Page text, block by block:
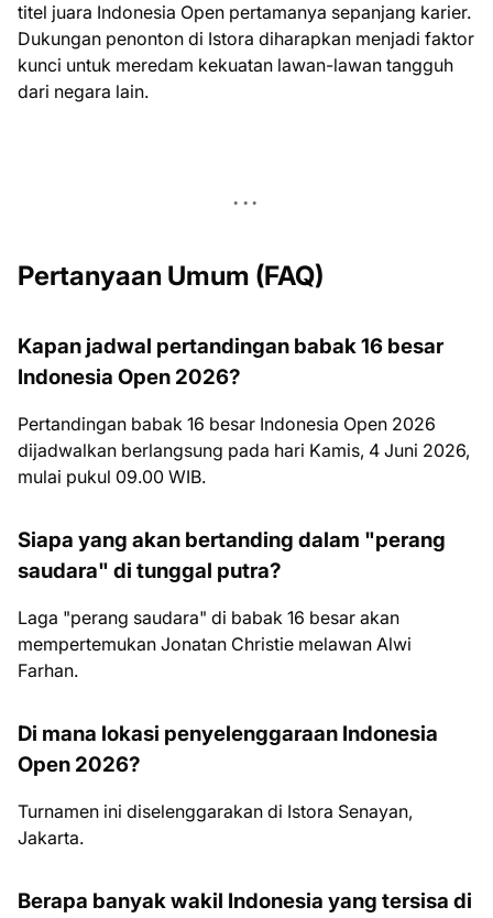
titel juara Indonesia Open pertamanya sepanjang karier.
Dukungan penonton di Istora diharapkan menjadi faktor
kunci untuk meredam kekuatan lawan-lawan tangguh
dari negara lain.
Pertanyaan Umum (FAQ)
Kapan jadwal pertandingan babak 16 besar
Indonesia Open 2026?
Pertandingan babak 16 besar Indonesia Open 2026
dijadwalkan berlangsung pada hari Kamis, 4 Juni 2026,
mulai pukul 09.00 WIB.
Siapa yang akan bertanding dalam "perang
saudara" di tunggal putra?
Laga "perang saudara" di babak 16 besar akan
mempertemukan Jonatan Christie melawan Alwi
Farhan.
Di mana lokasi penyelenggaraan Indonesia
Open 2026?
Turnamen ini diselenggarakan di Istora Senayan,
Jakarta.
Berapa banyak wakil Indonesia yang tersisa di